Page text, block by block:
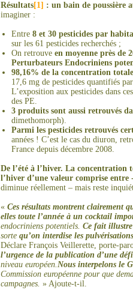
Résultats[1] : un bain de poussière
imaginer :
Entre 8 et 30 pesticides par
sur les 61 pesticides recherchés ;
On retrouve en moyenne près de
Perturbateurs Endocriniens
98,16% de la concentration
17,6 mg de pesticides quantifiés
L’exposition aux pesticides dans
des PE.
3 produits sont aussi retrouvés
dimethomorph).
Parmi les pesticides retrouvés
années ! C’est le cas du diuron,
France depuis décembre 2008.
De l’été à l’hiver. La concentration
l’hiver d’une valeur comprise
diminue réellement – mais reste
« Ces résultats montrent clairement
elles toute l’année à un cocktail
endocriniens potentiels. Ce fait illustre
sorte qu’on interdise les
Déclare François Veillerette, porte-
l’urgence de la publication d’une
niveau européen.Nous interpelons le
Commission européenne pour que
campagnes. » Ajoute-t-il.